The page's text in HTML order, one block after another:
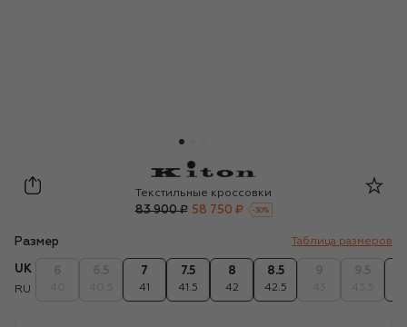
Kiton
Текстильные кроссовки
83 900 ₽ 58 750 ₽ -30%
Размер Таблица размеров
UK
RU
7
41
7.5
41.5
8
42
8.5
42.5